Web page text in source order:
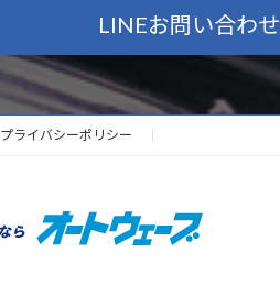
LINEお問い合わせ
プライバシーポリシー